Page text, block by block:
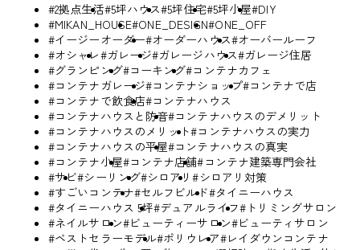
#2拠点生活#5坪ハウス#5坪住宅#5坪小屋#DIY
#MIKAN_HOUSE#ONE_DESIGN#ONE_OFF
#イージーオーダー#オーダーハウス#オーバールーフ
#オシャレ#ガレージ#ガレージハウス#ガレージ住居
#グランピング#コーキング#コンテナカフェ
#コンテナガレージ#コンテナショップ#コンテナで店
#コンテナで飲食店#コンテナハウス
#コンテナハウスと防音#コンテナハウスのデメリット
#コンテナハウスのメリット#コンテナハウスの実力
#コンテナハウスの平屋#コンテナハウスの真実
#コンテナ小屋#コンテナ店舗#コンテナ建築専門会社
#サビ#シーリング#シロアリ#シロアリ対策
#すごいコンテナ#セルフビルド#タイニーハウス
#タイニーハウス 5坪#デュアルライフ#トリミングサロン
#ネイルサロン#ビューティーサロン#ビューティサロン
#ベストセラーモデル#ポリウレア#レイダウンコンテナ